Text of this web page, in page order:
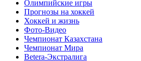
Олимпийские игры
Прогнозы на хоккей
Хоккей и жизнь
Фото-Видео
Чемпионат Казахстана
Чемпионат Мира
Betera-Экстралига